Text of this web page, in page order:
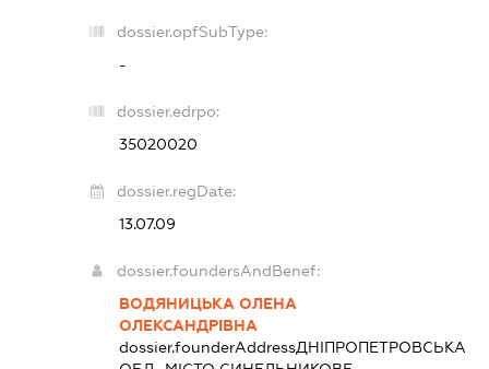
dossier.opfSubType:
-
dossier.edrpo:
35020020
dossier.regDate:
13.07.09
dossier.foundersAndBenef:
ВОДЯНИЦЬКА ОЛЕНА
ОЛЕКСАНДРІВНА
dossier.founderAddressДНІПРОПЕТРОВСЬКА